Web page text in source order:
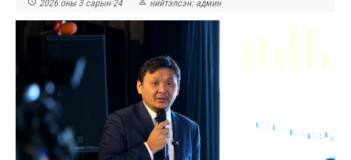
2026 оны 3 сарын 24 нийтэлсэн: админ